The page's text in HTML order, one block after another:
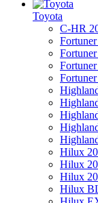
Toyota
C-HR
Hilux
Hilux
Hilux
Hilux